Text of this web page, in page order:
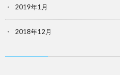
2019年1月
2018年12月